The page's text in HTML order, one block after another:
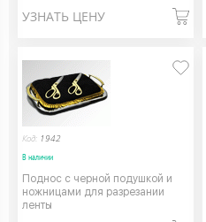
УЗНАТЬ ЦЕНУ
Код: 1942
В наличии
Поднос с черной подушкой и
ножницами для разрезании
ленты